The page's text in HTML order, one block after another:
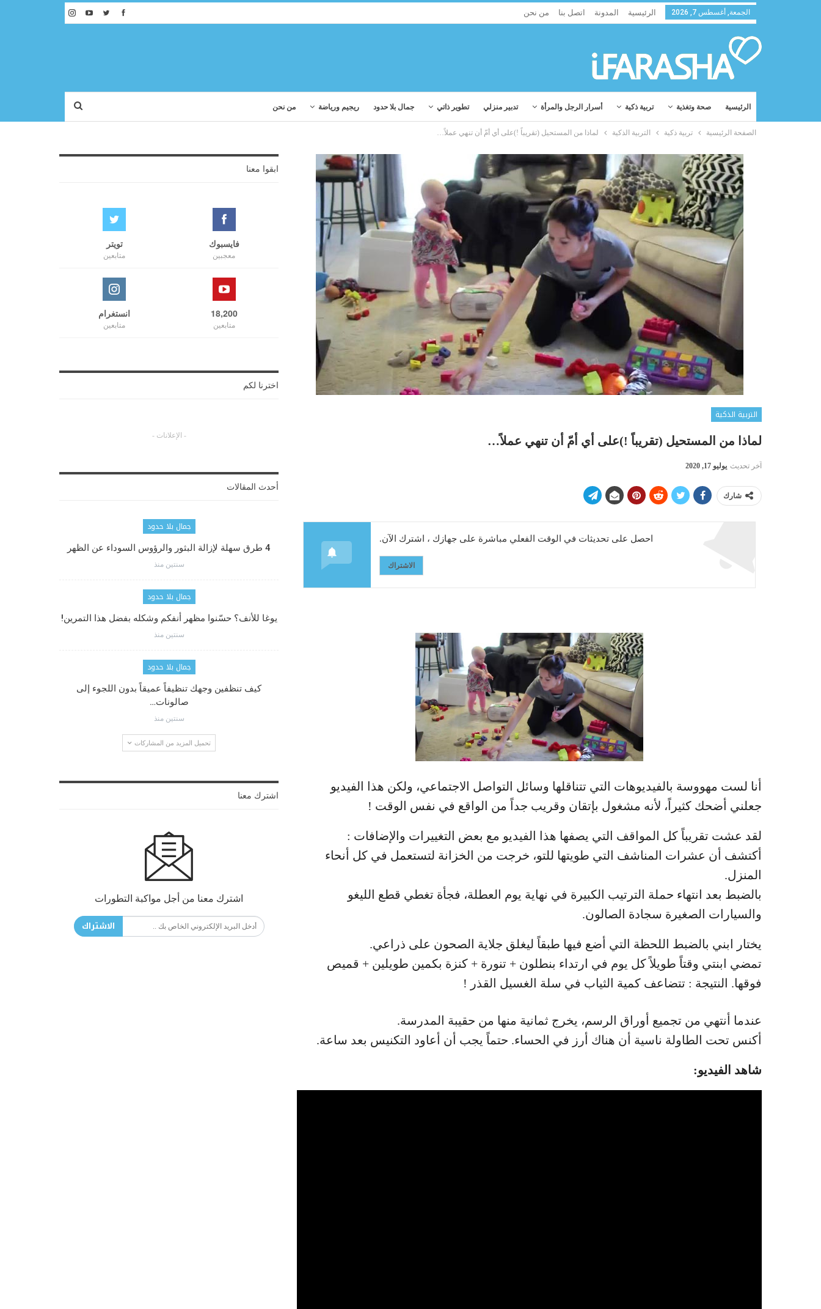
الجمعة, أغسطس 7, 2026 الرئيسية المدونة اتصل بنا من نحن
الرئيسية صحة وتغذية تربية ذكية أسرار الرجل والمرأة تدبير منزلي تطوير ذاتي جمال بلا حدود ريجيم ورياضة من نحن
الصفحة الرئيسية تربية ذكية التربية الذكية لماذا من المستحيل (تقريباً !)على أي أمّ أن تنهي عملاً…
التربية الذكية
لماذا من المستحيل (تقريباً !)على أي أمّ أن تنهي عملاً…
آخر تحديث يوليو 17, 2020
شارك
احصل على تحديثات في الوقت الفعلي مباشرة على جهازك ، اشترك الآن.
الاشتراك
أنا لست مهووسة بالفيديوهات التي تتناقلها وسائل التواصل الاجتماعي، ولكن هذا الفيديو
جعلني أضحك كثيراً، لأنه مشغول بإتقان وقريب جداً من الواقع في نفس الوقت !
لقد عشت تقريباً كل المواقف التي يصفها هذا الفيديو مع بعض التغييرات والإضافات :
أكتشف أن عشرات المناشف التي طويتها للتو، خرجت من الخزانة لتستعمل في كل أنحاء
المنزل.
بالضبط بعد انتهاء حملة الترتيب الكبيرة في نهاية يوم العطلة، فجأة تغطي قطع الليغو
والسيارات الصغيرة سجادة الصالون.
يختار ابني بالضبط اللحظة التي أضع فيها طبقاً ليغلق جلاية الصحون على ذراعي.
تمضي ابنتي وقتاً طويلاً كل يوم في ارتداء بنطلون + تنورة + كنزة بكمين طويلين + قميص
فوقها. النتيجة : تتضاعف كمية الثياب في سلة الغسيل القذر !
عندما أنتهي من تجميع أوراق الرسم، يخرج ثمانية منها من حقيبة المدرسة.
أكنس تحت الطاولة ناسية أن هناك أرز في الحساء. حتماً يجب أن أعاود التكنيس بعد ساعة.
شاهد الفيديو:
ابقوا معنا
فايسبوك
معجبين
تويتر
متابعين
18,200
متابعين
انستغرام
متابعين
اخترنا لكم
- الإعلانات -
أحدث المقالات
جمال بلا حدود
4 طرق سهلة لإزالة البثور والرؤوس السوداء عن الظهر
سنتين منذ
جمال بلا حدود
يوغا للأنف؟ حسّنوا مظهر أنفكم وشكله بفضل هذا التمرين!
سنتين منذ
جمال بلا حدود
كيف تنظفين وجهك تنظيفاً عميقاً بدون اللجوء إلى
صالونات…
سنتين منذ
تحميل المزيد من المشاركات
اشترك معنا
اشترك معنا من أجل مواكبة التطورات
الاشتراك